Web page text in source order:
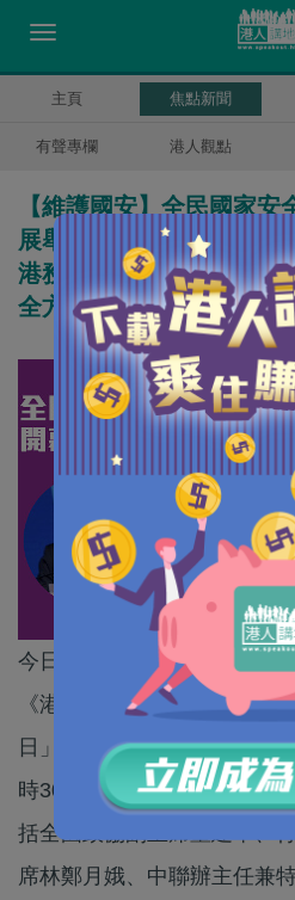
主頁 焦點新聞
有聲專欄 港人觀點
【維護國安】全民國家
展舉行 駱惠寧：中央一
港務外部勢力有點教訓
全方位實踐國家安全觀
今日是國家第六個「全民國
《港區國安法》實施後的首
日」 。「全民國家安全教育
時30分在香港會議展覽中心
括全國政協副主席董建華、
席林鄭月娥、中聯辦主任兼